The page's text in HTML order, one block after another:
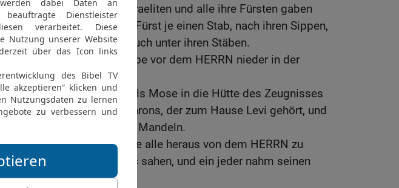
21 Mose redete mit den Israeliten und alle ihre Fürsten gaben
ihm zwölf Stäbe, ein jeder Fürst je einen Stab, nach ihren Sippen,
und der Stab Aarons war auch unter ihren Stäben.
Und Mose legte die Stäbe vor dem HERRN nieder in der
Hütte des Zeugnisses.
23 Am nächsten Morgen, als Mose in die Hütte des Zeugnisses
ging, da grünte der Stab Aarons, der zum Hause Levi gehört, und
die Blüte ging auf und trug Mandeln.
24 Und Mose trug die Stäbe alle heraus von dem HERRN zu
allen Israeliten, dass sie es sahen, und ein jeder nahm seinen
Stab.